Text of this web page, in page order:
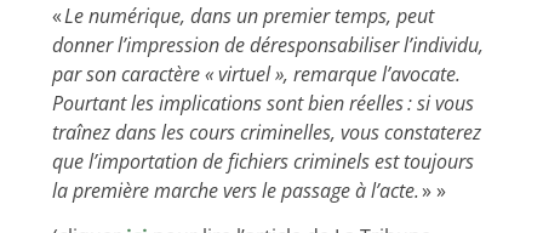
«Le numérique, dans un premier temps, peut
donner l’impression de déresponsabiliser l’individu,
par son caractère « virtuel », remarque l’avocate.
Pourtant les implications sont bien réelles : si vous
traînez dans les cours criminelles, vous constaterez
que l’importation de fichiers criminels est toujours
la première marche vers le passage à l’acte.» »